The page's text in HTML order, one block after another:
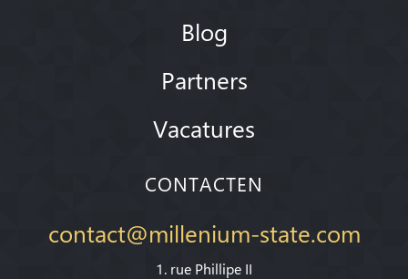
Blog
Partners
Vacatures
CONTACTEN
contact@millenium-state.com
1. rue Phillipe II